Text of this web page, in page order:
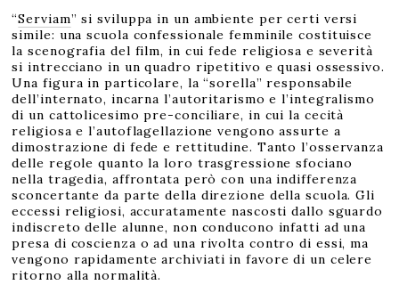
“Serviam” si sviluppa in un ambiente per certi versi
simile: una scuola confessionale femminile costituisce
la scenografia del film, in cui fede religiosa e severità
si intrecciano in un quadro ripetitivo e quasi ossessivo.
Una figura in particolare, la “sorella” responsabile
dell’internato, incarna l’autoritarismo e l’integralismo
di un cattolicesimo pre-conciliare, in cui la cecità
religiosa e l’autoflagellazione vengono assurte a
dimostrazione di fede e rettitudine. Tanto l’osservanza
delle regole quanto la loro trasgressione sfociano
nella tragedia, affrontata però con una indifferenza
sconcertante da parte della direzione della scuola. Gli
eccessi religiosi, accuratamente nascosti dallo sguardo
indiscreto delle alunne, non conducono infatti ad una
presa di coscienza o ad una rivolta contro di essi, ma
vengono rapidamente archiviati in favore di un celere
ritorno alla normalità.